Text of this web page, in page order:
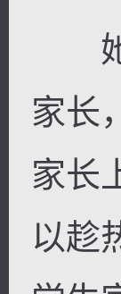
她
家长
家长
以趁